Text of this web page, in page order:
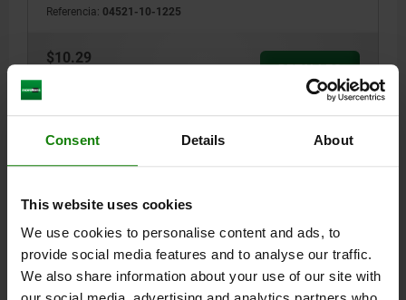
Consent Details About
This website uses cookies
We use cookies to personalise content and ads, to
provide social media features and to analyse our traffic.
We also share information about your use of our site with
Referencia: 04521-10-1225
$10.29
DETALLES
CAD
DESCARGAS